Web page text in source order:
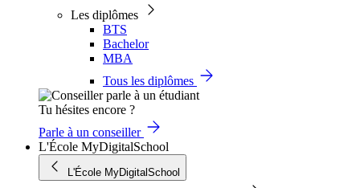
Les diplômes
BTS
Bachelor
MBA
Tous les diplômes
Tu hésites encore ?
Parle à un conseiller
L'École MyDigitalSchool
L'École MyDigitalSchool